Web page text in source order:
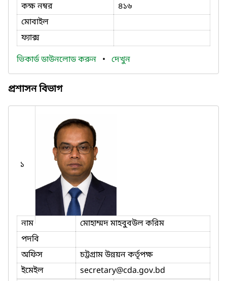
কক্ষ নম্বর
৪১৬
মোবাইল
ফ্যাক্স
ভিকার্ড ডাউনলোড করুন • দেখুন
প্রশাসন বিভাগ
১
নাম
মোহাম্মদ মাহবুবউল করিম
পদবি
অফিস
চট্টগ্রাম উন্নয়ন কর্তৃপক্ষ
ইমেইল
secretary@cda.gov.bd